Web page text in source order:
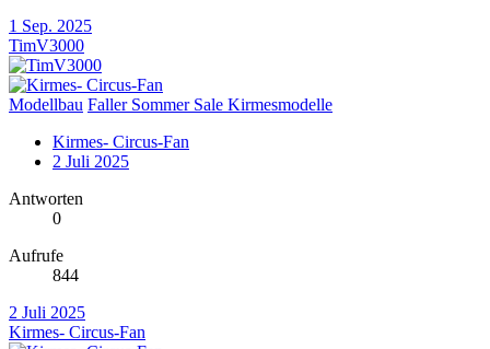
1 Sep. 2025
TimV3000
Modellbau Faller Sommer Sale Kirmesmodelle
Kirmes- Circus-Fan
2 Juli 2025
Antworten
0
Aufrufe
844
2 Juli 2025
Kirmes- Circus-Fan